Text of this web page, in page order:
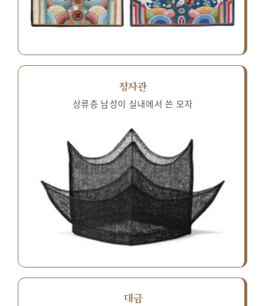
정자관
상류층 남성이 실내에서 쓴 모자
대금